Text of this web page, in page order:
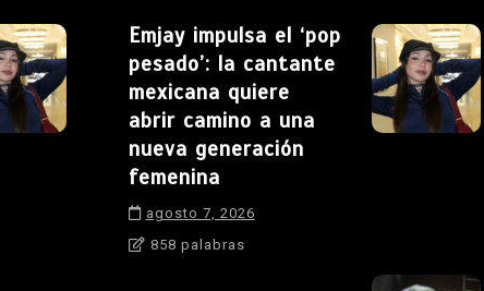
Emjay impulsa el ‘pop
pesado’: la cantante
mexicana quiere
abrir camino a una
nueva generación
femenina
agosto 7, 2026
858 palabras